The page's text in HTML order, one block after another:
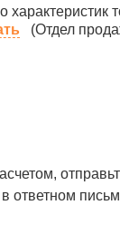
(Отдел
ответном